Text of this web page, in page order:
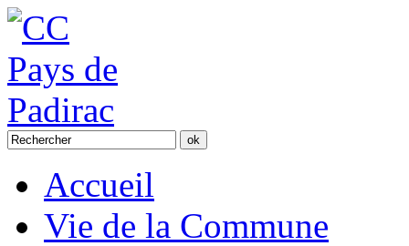
Accueil
Vie de la Commune